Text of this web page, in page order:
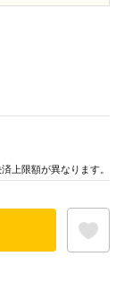
上限額が異なります。